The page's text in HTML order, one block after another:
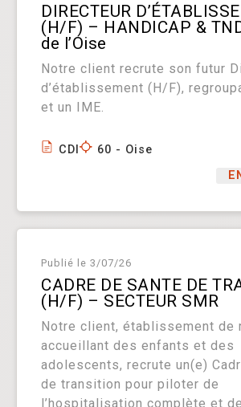
DIRECTEUR
(H/F) – HANDICAP &
de l’Oise
Notre client recrute son futur
d’établissement (H/F),
et un IME.
CDI
60 - Oise
Publié le 3/07/26
CADRE DE SANTE DE
(H/F) – SECTEUR SMR
Notre client, établissement de
accueillant des enfants et des
adolescents, recrute un(e)
de transition pour piloter de
l’hospitalisation complète et